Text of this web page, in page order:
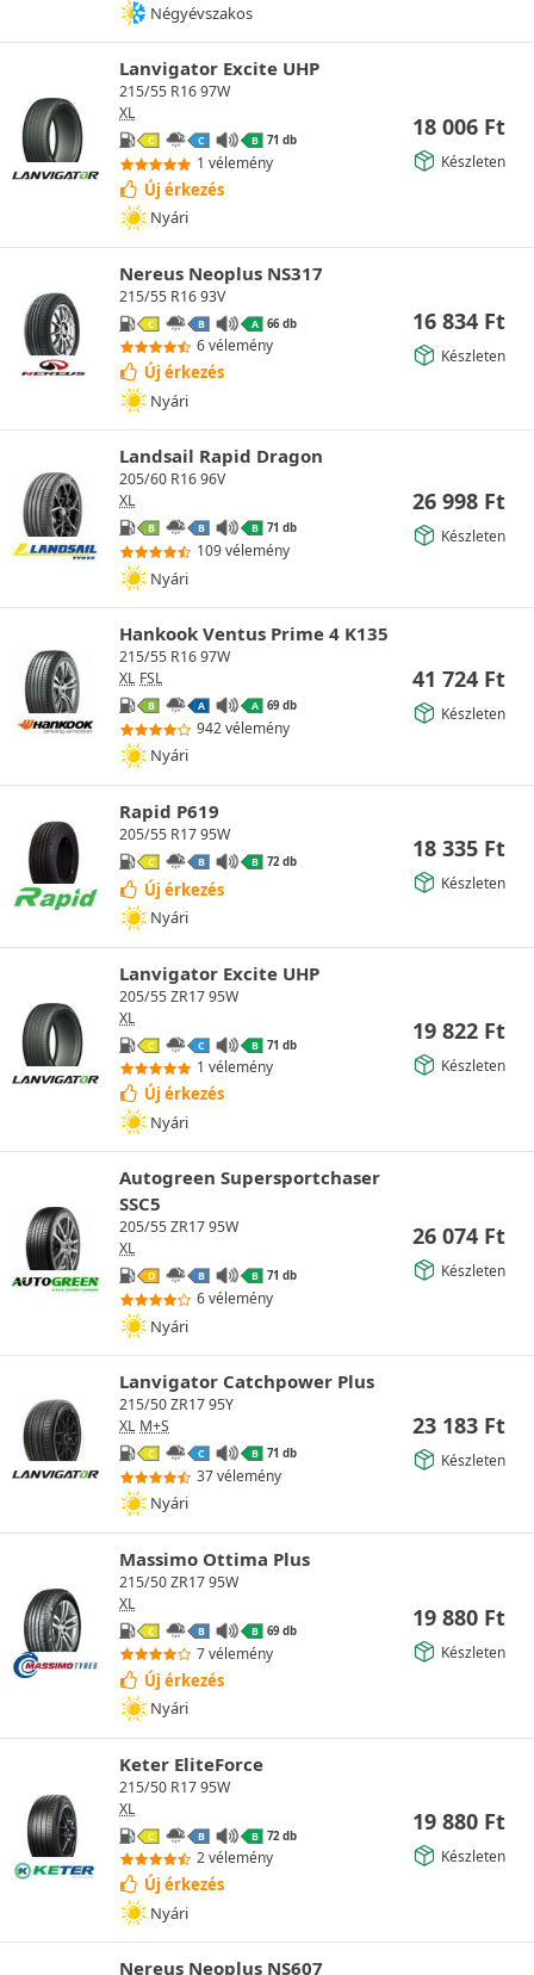
Négyévszakos
Lanvigator Excite UHP
215/55 R16 97W
XL
C C B 71 db
1 vélemény
Új érkezés
Nyári
18 006 Ft
Készleten
Nereus Neoplus NS317
215/55 R16 93V
C B A 66 db
6 vélemény
Új érkezés
Nyári
16 834 Ft
Készleten
Landsail Rapid Dragon
205/60 R16 96V
XL
B B B 71 db
109 vélemény
Nyári
26 998 Ft
Készleten
Hankook Ventus Prime 4 K135
215/55 R16 97W
XL FSL
B A A 69 db
942 vélemény
Nyári
41 724 Ft
Készleten
Rapid P619
205/55 R17 95W
C B B 72 db
Új érkezés
Nyári
18 335 Ft
Készleten
Lanvigator Excite UHP
205/55 ZR17 95W
XL
C C B 71 db
1 vélemény
Új érkezés
Nyári
19 822 Ft
Készleten
Autogreen Supersportchaser
SSC5
205/55 ZR17 95W
XL
D B B 71 db
6 vélemény
Nyári
26 074 Ft
Készleten
Lanvigator Catchpower Plus
215/50 ZR17 95Y
XL M+S
C C B 71 db
37 vélemény
Nyári
23 183 Ft
Készleten
Massimo Ottima Plus
215/50 ZR17 95W
XL
C B B 69 db
7 vélemény
Új érkezés
Nyári
19 880 Ft
Készleten
Keter EliteForce
215/50 R17 95W
XL
C B B 72 db
2 vélemény
Új érkezés
Nyári
19 880 Ft
Készleten
Nereus Neoplus NS607